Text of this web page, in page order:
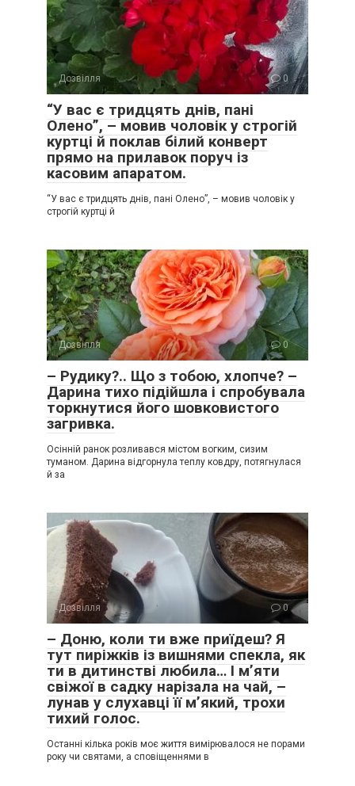
Дозвілля 0
“У вас є тридцять днів, пані
Олено”, – мовив чоловік у строгій
куртці й поклав білий конверт
прямо на прилавок поруч із
касовим апаратом.
“У вас є тридцять днів, пані Олено”, – мовив чоловік у
строгій куртці й
Дозвілля 0
– Рудику?.. Що з тобою, хлопче? –
Дарина тихо підійшла і спробувала
торкнутися його шовковистого
загривка.
Осінній ранок розливався містом вогким, сизим
туманом. Дарина відгорнула теплу ковдру, потягнулася
й за
Дозвілля 0
– Доню, коли ти вже приїдеш? Я
тут пиріжків із вишнями спекла, як
ти в дитинстві любила… І м’яти
свіжої в садку нарізала на чай, –
лунав у слухавці її м’який, трохи
тихий голос.
Останні кілька років моє життя вимірювалося не порами
року чи святами, а сповіщеннями в